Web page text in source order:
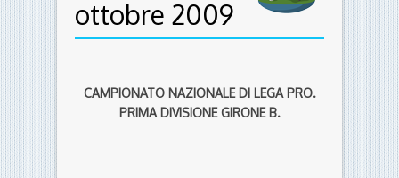
ottobre 2009
CAMPIONATO NAZIONALE DI LEGA PRO.
PRIMA DIVISIONE GIRONE B.